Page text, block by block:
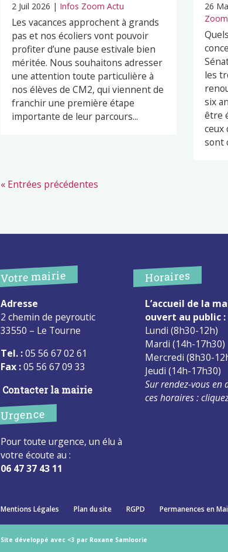
2 Juil 2026 | Infos Zoom Actu
Les vacances approchent à grands
pas et nos écoliers vont pouvoir
profiter d’une pause estivale bien
méritée. Nous souhaitons adresser
une attention toute particulière à
nos élèves de CM2, qui viennent de
franchir une première étape
importante de leur parcours...
26
les
six
être
ceux
sont
« Entrées précédentes
Votre mairie
Adresse
2 chemin de peyroutic
33550 – Le Tourne
Tel. :05 56 67 02 61
Fax :05 56 67 09 33
Contacter la mairie
Urgence
Pour toute urgence, un élu à
votre écoute au :
06 47 37 43 11
Horaires
L’accueil de la
ouvert au public :
Lundi (8h30-12h)
Mardi (14h-17h30)
Mercredi (8h30-
Jeudi (14h-17h30)
Sur rendez-vous en
ces horaires :
Mentions Légales Plan du site RGPD Permanences en
Site développé avec <3 par Roxane Samloorie